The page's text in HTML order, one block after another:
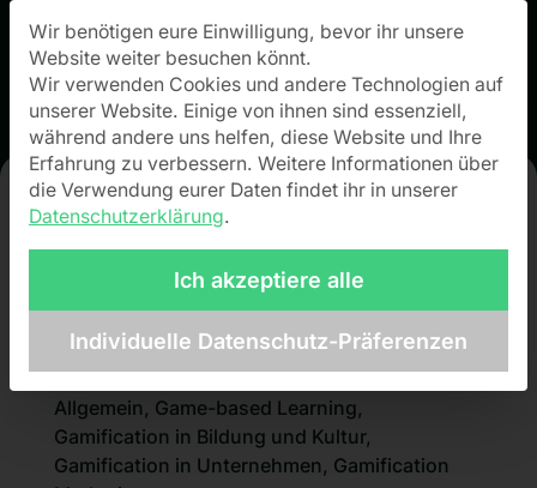
Gamifizierung:
Spielelemente
sinnvoll nutzen
Allgemein , Game-based Learning,
Gamification in Bildung und Kultur,
Gamification in Unternehmen , Gamification
Datenschutz-Präferenz
Wir benötigen eure Einwilligung, bevor ihr unsere
Website weiter besuchen könnt.
Wir verwenden Cookies und andere Technologien auf
unserer Website. Einige von ihnen sind essenziell,
während andere uns helfen, diese Website und Ihre
Erfahrung zu verbessern. Weitere Informationen über
die Verwendung eurer Daten findet ihr in unserer
Datenschutzerklärung.
Ich akzeptiere alle
Individuelle Datenschutz-Präferenzen